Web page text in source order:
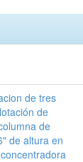
de tres
de
de
de altura en